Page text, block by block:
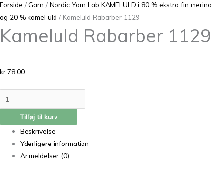
Forside / Garn / Nordic Yarn Lab KAMELULD i 80 % ekstra fin merino
og 20 % kamel uld / Kameluld Rabarber 1129
Kameluld Rabarber 1129
kr.78,00
Tilføj til kurv
Beskrivelse
Yderligere information
Anmeldelser (0)